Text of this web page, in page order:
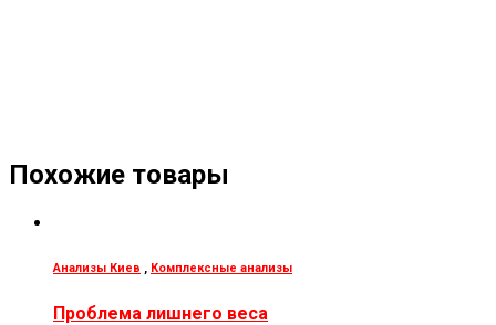
Похожие товары
Анализы Киев Комплексные анализы
Проблема лишнего веса